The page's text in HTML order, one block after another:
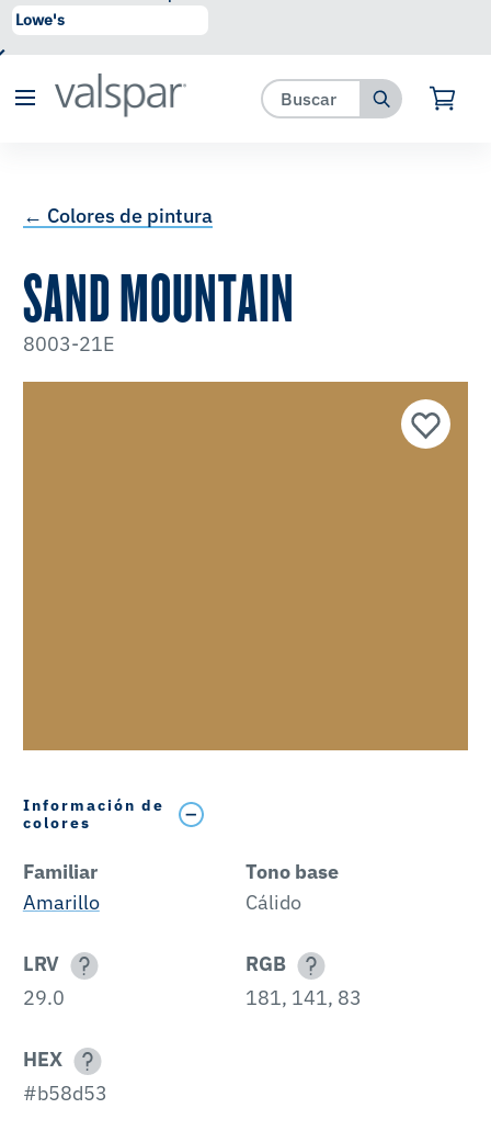
se ha agregado a favoritos.
← Colores de pintura
SAND MOUNTAIN
8003-21E
Información de
colores
Familiar
Amarillo
Tono base
Cálido
LRV
29.0
RGB
181, 141, 83
HEX
#b58d53